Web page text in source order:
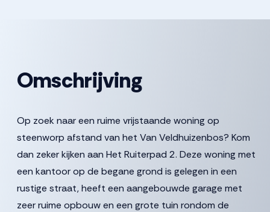
Omschrijving
Op zoek naar een ruime vrijstaande woning op
steenworp afstand van het Van Veldhuizenbos? Kom
dan zeker kijken aan Het Ruiterpad 2. Deze woning met
een kantoor op de begane grond is gelegen in een
rustige straat, heeft een aangebouwde garage met
zeer ruime opbouw en een grote tuin rondom de